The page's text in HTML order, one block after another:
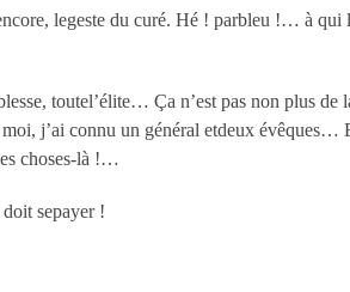
legeste du curé. Hé ! parbleu !… à qui
toutel’élite… Ça n’est pas non plus
j’ai connu un général etdeux
choses-là !…
sepayer !